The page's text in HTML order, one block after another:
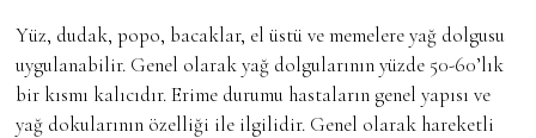
Yüz, dudak, popo, bacaklar, el üstü ve memelere yağ dolgusu
uygulanabilir. Genel olarak yağ dolgularının yüzde 50-60’lık
bir kısmı kalıcıdır. Erime durumu hastaların genel yapısı ve
yağ dokularının özelliği ile ilgilidir. Genel olarak hareketli